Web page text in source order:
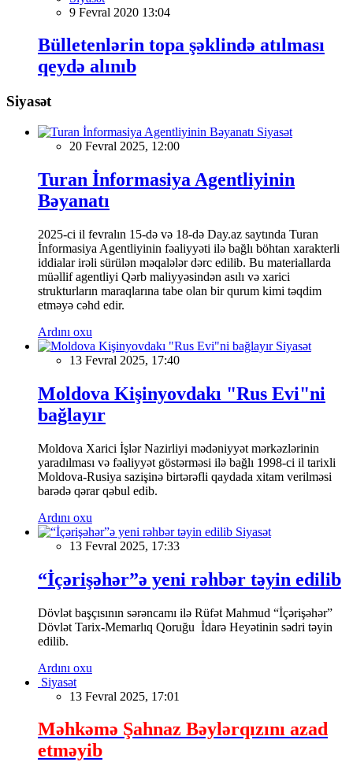
9 Fevral 2020 13:04
Bülletenlərin topa şəklində atılması
qeydə alınıb
Siyasət
Siyasət
20 Fevral 2025, 12:00
Turan İnformasiya Agentliyinin
Bəyanatı
2025-ci il fevralın 15-də və 18-də Day.az saytında Turan
İnformasiya Agentliyinin fəaliyyəti ilə bağlı böhtan xarakterli
iddialar irəli sürülən məqalələr dərc edilib. Bu materiallarda
müəllif agentliyi Qərb maliyyəsindən asılı və xarici
strukturların maraqlarına tabe olan bir qurum kimi təqdim
etməyə cəhd edir.
Ardını oxu
Siyasət
13 Fevral 2025, 17:40
Moldova Kişinyovdakı "Rus Evi"ni
bağlayır
Moldova Xarici İşlər Nazirliyi mədəniyyət mərkəzlərinin
yaradılması və fəaliyyət göstərməsi ilə bağlı 1998-ci il tarixli
Moldova-Rusiya sazişinə birtərəfli qaydada xitam verilməsi
barədə qərar qəbul edib.
Ardını oxu
Siyasət
13 Fevral 2025, 17:33
“İçərişəhər”ə yeni rəhbər təyin edilib
Dövlət başçısının sərəncamı ilə Rüfət Mahmud “İçərişəhər”
Dövlət Tarix-Memarlıq Qoruğu İdarə Heyətinin sədri təyin
edilib.
Ardını oxu
Siyasət
13 Fevral 2025, 17:01
Məhkəmə Şahnaz Bəylərqızını azad
etməyib